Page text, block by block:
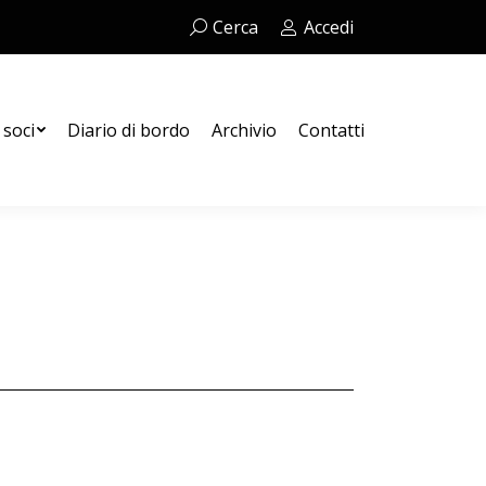
Cerca:Cerca Accedi
Diario di bordo Archivio Contatti
Contatti